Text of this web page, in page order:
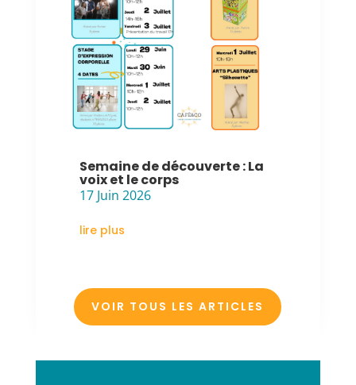
Semaine de découverte : La
voix et le corps
17 Juin 2026
lire plus
VOIR TOUS LES ARTICLES